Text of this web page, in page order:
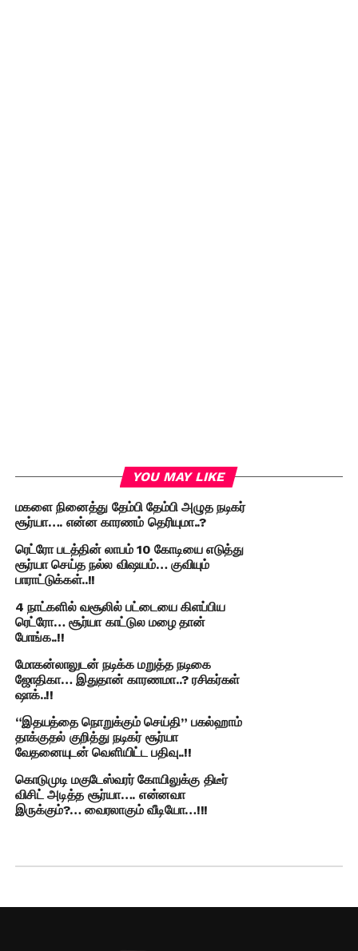
YOU MAY LIKE
மகளை நினைத்து தேம்பி தேம்பி அழுத நடிகர்
சூர்யா…. என்ன காரணம் தெரியுமா..?
ரெட்ரோ படத்தின் லாபம் 10 கோடியை எடுத்து
சூர்யா செய்த நல்ல விஷயம்… குவியும்
பாராட்டுக்கள்..!!
4 நாட்களில் வசூலில் பட்டையை கிளப்பிய
ரெட்ரோ… சூர்யா காட்டுல மழை தான்
போங்க..!!
மோகன்லாலுடன் நடிக்க மறுத்த நடிகை
ஜோதிகா… இதுதான் காரணமா..? ரசிகர்கள்
ஷாக்..!!
“இதயத்தை நொறுக்கும் செய்தி” பகல்ஹாம்
தாக்குதல் குறித்து நடிகர் சூர்யா
வேதனையுடன் வெளியிட்ட பதிவு..!!
கொடுமுடி மகுடேஸ்வரர் கோயிலுக்கு திடீர்
விசிட் அடித்த சூர்யா…. என்னவா
இருக்கும்?… வைரலாகும் வீடியோ…!!!